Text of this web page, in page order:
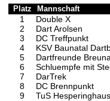
Platz Mannschaft
1
Double X
2
Dart Arolsen
3
DC Treffpunkt
4
KSV Baunatal
5
Dartfreunde
6
Schluempfe mit
7
DarTrek
8
DC Brennpunkt
9
TuS